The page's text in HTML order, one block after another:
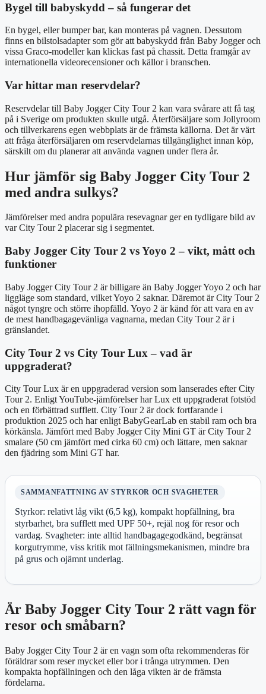
Bygel till babyskydd – så fungerar det
En bygel, eller bumper bar, kan monteras på vagnen. Dessutom
finns en bilstolsadapter som gör att babyskydd från Baby Jogger och
vissa Graco-modeller kan klickas fast på chassit. Detta framgår av
internationella videorecensioner och källor i branschen.
Var hittar man reservdelar?
Reservdelar till Baby Jogger City Tour 2 kan vara svårare att få tag
på i Sverige om produkten skulle utgå. Återförsäljare som Jollyroom
och tillverkarens egen webbplats är de främsta källorna. Det är värt
att fråga återförsäljaren om reservdelarnas tillgänglighet innan köp,
särskilt om du planerar att använda vagnen under flera år.
Hur jämför sig Baby Jogger City Tour 2
med andra sulkys?
Jämförelser med andra populära resevagnar ger en tydligare bild av
var City Tour 2 placerar sig i segmentet.
Baby Jogger City Tour 2 vs Yoyo 2 – vikt, mått och
funktioner
Baby Jogger City Tour 2 är billigare än Baby Jogger Yoyo 2 och har
liggläge som standard, vilket Yoyo 2 saknar. Däremot är City Tour 2
något tyngre och större ihopfälld. Yoyo 2 är känd för att vara en av
de mest handbagagevänliga vagnarna, medan City Tour 2 är i
gränslandet.
City Tour 2 vs City Tour Lux – vad är
uppgraderat?
City Tour Lux är en uppgraderad version som lanserades efter City
Tour 2. Enligt YouTube-jämförelser har Lux ett uppgraderat fotstöd
och en förbättrad sufflett. City Tour 2 är dock fortfarande i
produktion 2025 och har enligt BabyGearLab en stabil ram och bra
körkänsla. Jämfört med Baby Jogger City Mini GT är City Tour 2
smalare (50 cm jämfört med cirka 60 cm) och lättare, men saknar
den fjädring som Mini GT har.
SAMMANFATTNING AV STYRKOR OCH SVAGHETER
Styrkor: relativt låg vikt (6,5 kg), kompakt hopfällning, bra
styrbarhet, bra sufflett med UPF 50+, rejäl nog för resor och
vardag. Svagheter: inte alltid handbagagegodkänd, begränsat
korgutrymme, viss kritik mot fällningsmekanismen, mindre bra
på grus och ojämnt underlag.
Är Baby Jogger City Tour 2 rätt vagn för
resor och småbarn?
Baby Jogger City Tour 2 är en vagn som ofta rekommenderas för
föräldrar som reser mycket eller bor i trånga utrymmen. Den
kompakta hopfällningen och den låga vikten är de främsta
fördelarna.